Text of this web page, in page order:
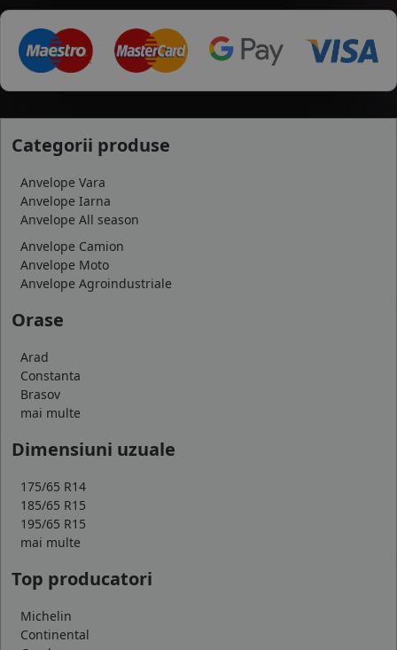
Categorii produse
Anvelope Vara
Anvelope Iarna
Anvelope All season
Anvelope Camion
Anvelope Moto
Anvelope Agroindustriale
Orase
Arad
Constanta
Brasov
mai multe
Dimensiuni uzuale
175/65 R14
185/65 R15
195/65 R15
mai multe
Top producatori
Michelin
Continental